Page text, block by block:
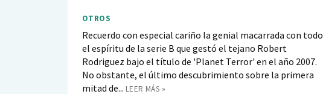
OTROS
Recuerdo con especial cariño la genial macarrada con todo
el espíritu de la serie B que gestó el tejano Robert
Rodriguez bajo el título de 'Planet Terror' en el año 2007.
No obstante, el último descubrimiento sobre la primera
mitad de... LEER MÁS »